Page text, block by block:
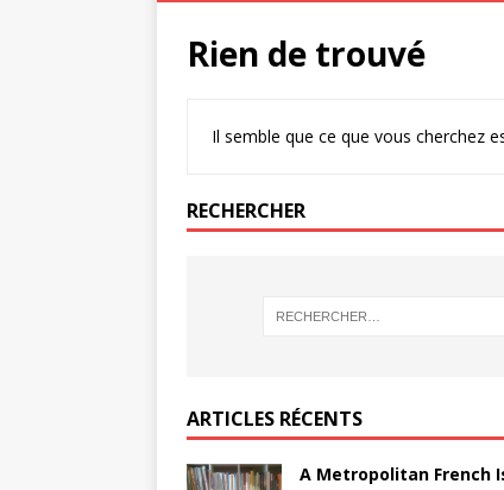
Rien de trouvé
Il semble que ce que vous cherchez
RECHERCHER
ARTICLES RÉCENTS
A Metropolitan French